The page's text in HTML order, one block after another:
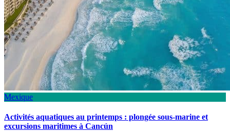
Mexique
Activités aquatiques au printemps : plongée sous-marine et
excursions maritimes à Cancún